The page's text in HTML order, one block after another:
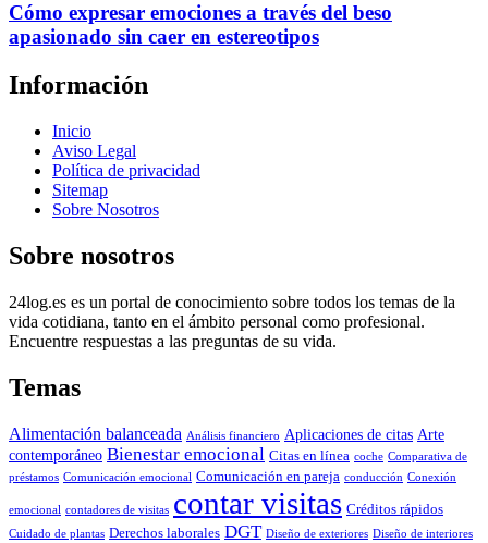
Cómo expresar emociones a través del beso
apasionado sin caer en estereotipos
Información
Inicio
Aviso Legal
Política de privacidad
Sitemap
Sobre Nosotros
Sobre nosotros
24log.es es un portal de conocimiento sobre todos los temas de la
vida cotidiana, tanto en el ámbito personal como profesional.
Encuentre respuestas a las preguntas de su vida.
Temas
Alimentación balanceada Análisis financiero Aplicaciones de citas Arte
contemporáneo Bienestar emocional Citas en línea coche Comparativa de
préstamos Comunicación emocional Comunicación en pareja conducción Conexión
emocional contadores de visitas contar visitas Créditos rápidos
Cuidado de plantas Derechos laborales DGT Diseño de exteriores Diseño de interiores